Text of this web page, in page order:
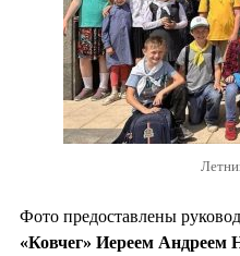
Фото предоставлены
«Ковчег» Иереем